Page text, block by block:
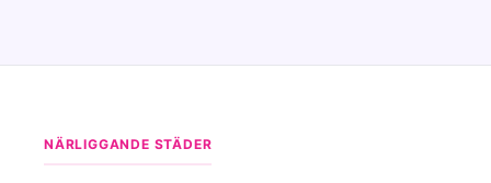
NÄRLIGGANDE STÄDER